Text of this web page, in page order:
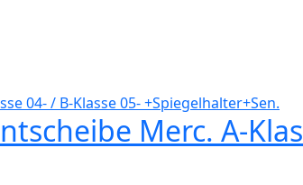
Merc. A-